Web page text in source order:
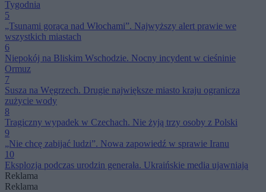
Tygodnia
5
„Tsunami gorąca nad Włochami”. Najwyższy alert prawie we
wszystkich miastach
6
Niepokój na Bliskim Wschodzie. Nocny incydent w cieśninie
Ormuz
7
Susza na Węgrzech. Drugie największe miasto kraju ogranicza
zużycie wody
8
Tragiczny wypadek w Czechach. Nie żyją trzy osoby z Polski
9
„Nie chcę zabijać ludzi”. Nowa zapowiedź w sprawie Iranu
10
Eksplozja podczas urodzin generała. Ukraińskie media ujawniają
Reklama
Reklama